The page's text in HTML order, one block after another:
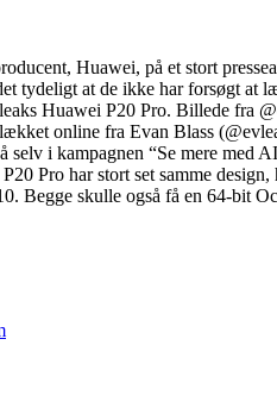
Huawei, på et stort
tydeligt at de ikke har forsøgt
Huawei P20 Pro. Billede fra
online fra Evan Blass
i kampagnen “Se mere
Pro har stort set samme
Begge skulle også få en 64-bit